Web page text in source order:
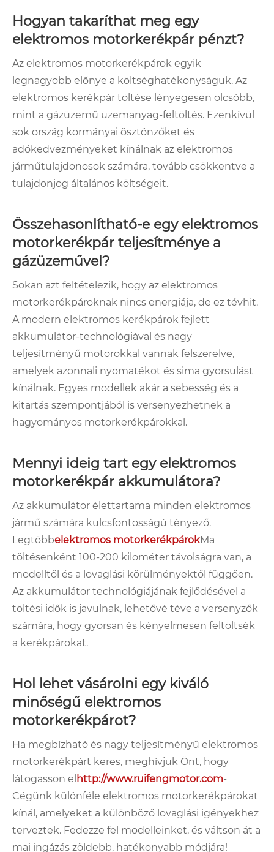
Hogyan takaríthat meg egy
elektromos motorkerékpár pénzt?
Az elektromos motorkerékpárok egyik
legnagyobb előnye a költséghatékonyságuk. Az
elektromos kerékpár töltése lényegesen olcsóbb,
mint a gázüzemű üzemanyag-feltöltés. Ezenkívül
sok ország kormányai ösztönzőket és
adókedvezményeket kínálnak az elektromos
járműtulajdonosok számára, tovább csökkentve a
tulajdonjog általános költségeit.
Összehasonlítható-e egy elektromos
motorkerékpár teljesítménye a
gázüzeművel?
Sokan azt feltételezik, hogy az elektromos
motorkerékpároknak nincs energiája, de ez tévhit.
A modern elektromos kerékpárok fejlett
akkumulátor-technológiával és nagy
teljesítményű motorokkal vannak felszerelve,
amelyek azonnali nyomatékot és sima gyorsulást
kínálnak. Egyes modellek akár a sebesség és a
kitartás szempontjából is versenyezhetnek a
hagyományos motorkerékpárokkal.
Mennyi ideig tart egy elektromos
motorkerékpár akkumulátora?
Az akkumulátor élettartama minden elektromos
jármű számára kulcsfontosságú tényező.
Legtöbbelektromos motorkerékpárokMa
töltésenként 100-200 kilométer távolságra van, a
modelltől és a lovaglási körülményektől függően.
Az akkumulátor technológiájának fejlődésével a
töltési idők is javulnak, lehetővé téve a versenyzők
számára, hogy gyorsan és kényelmesen feltöltsék
a kerékpárokat.
Hol lehet vásárolni egy kiváló
minőségű elektromos
motorkerékpárot?
Ha megbízható és nagy teljesítményű elektromos
motorkerékpárt keres, meghívjuk Önt, hogy
látogasson el http://www.ruifengmotor.com-
Cégünk különféle elektromos motorkerékpárokat
kínál, amelyeket a különböző lovaglási igényekhez
terveztek. Fedezze fel modelleinket, és váltson át a
mai ingázás zöldebb, hatékonyabb módjára!